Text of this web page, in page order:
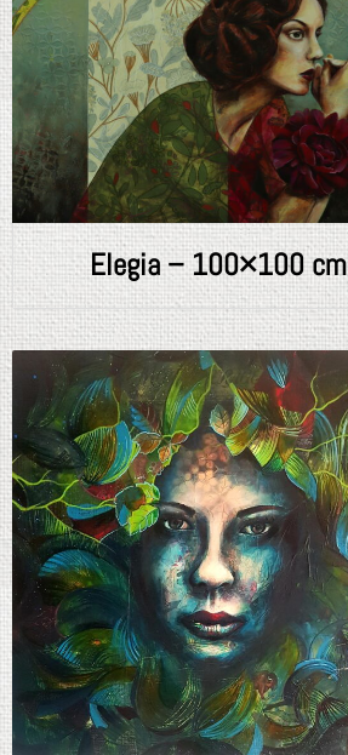
Elegia – 100×100 cm